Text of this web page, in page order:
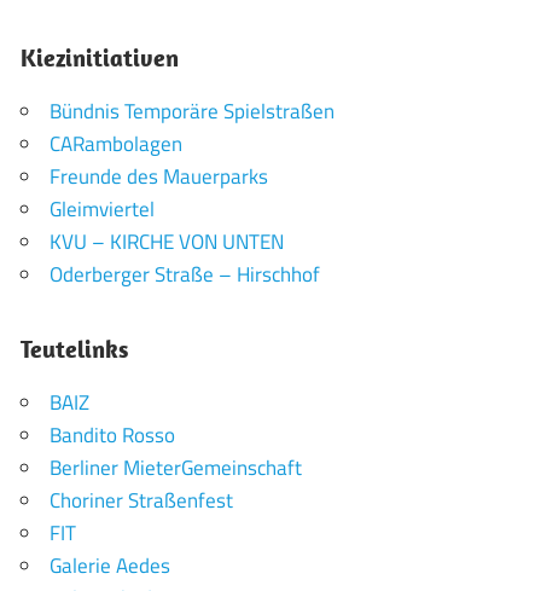
Kiezinitiativen
Bündnis Temporäre Spielstraßen
CARambolagen
Freunde des Mauerparks
Gleimviertel
KVU – KIRCHE VON UNTEN
Oderberger Straße – Hirschhof
Teutelinks
BAIZ
Bandito Rosso
Berliner MieterGemeinschaft
Choriner Straßenfest
FIT
Galerie Aedes